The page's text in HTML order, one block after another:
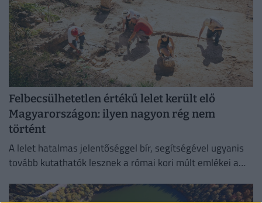
Felbecsülhetetlen értékű lelet került elő
Magyarországon: ilyen nagyon rég nem
történt
A lelet hatalmas jelentőséggel bír, segítségével ugyanis
tovább kutathatók lesznek a római kori múlt emlékei a